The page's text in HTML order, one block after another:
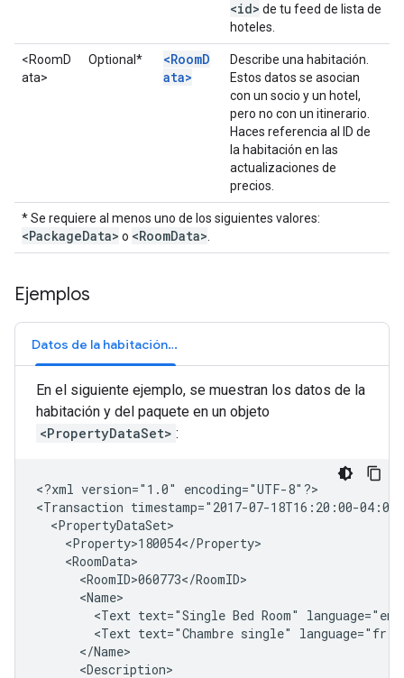
<id> de tu feed de lista de
hoteles.
<RoomD
ata>
Optional*
<RoomD
ata>
Describe una habitación.
Estos datos se asocian
con un socio y un hotel,
pero no con un itinerario.
Haces referencia al ID de
la habitación en las
actualizaciones de
precios.
* Se requiere al menos uno de los siguientes valores:
<PackageData> o <RoomData>
Ejemplos
Datos de la habitación y el paquete
En el siguiente ejemplo, se muestran los datos de la
habitación y del paquete en un objeto
<PropertyDataSet> :
<?xml version="1.0"
encoding="UTF-8"?>
<Transaction timestamp="2017-07-18T16:20:00-04:00"
<Text text="Single Bed Room"
<Text text="Chambre single"